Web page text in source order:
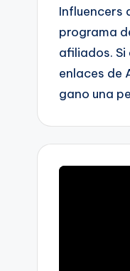
Influencers
programa
afiliados.
enlaces de
gano una